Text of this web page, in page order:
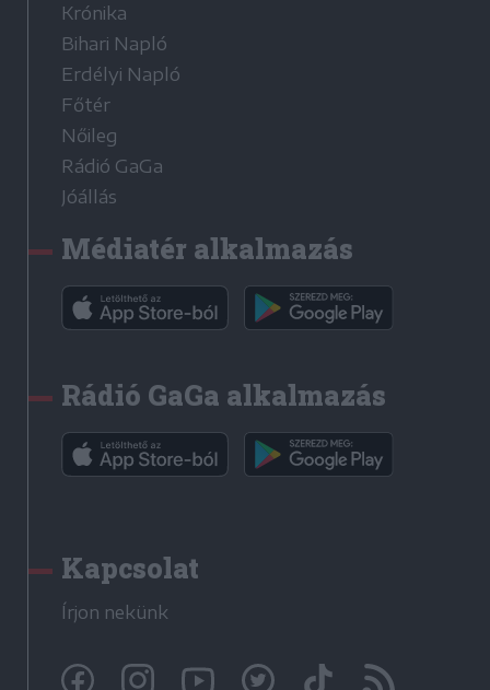
Krónika
Bihari Napló
Erdélyi Napló
Főtér
Nőileg
Rádió GaGa
Jóállás
Médiatér alkalmazás
Rádió GaGa alkalmazás
Kapcsolat
Írjon nekünk